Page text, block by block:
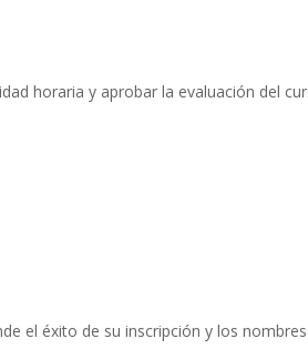
horaria y aprobar la evaluación del
el éxito de su inscripción y los